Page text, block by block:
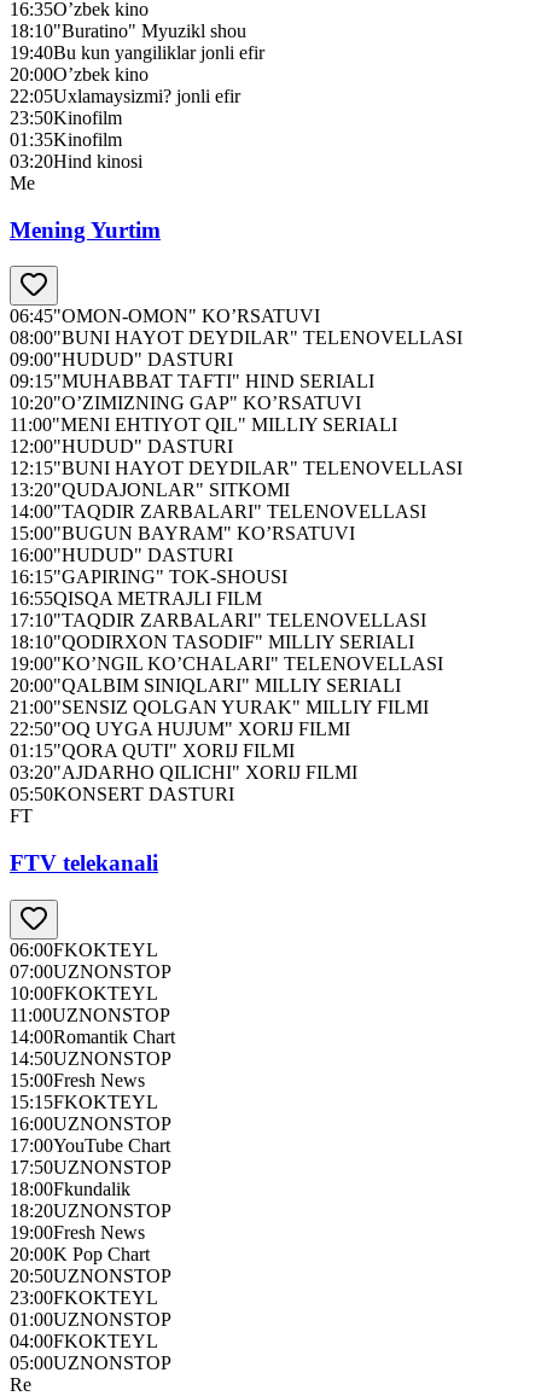
16:35O’zbek kino
18:10"Buratino" Myuzikl shou
19:40Bu kun yangiliklar jonli efir
20:00O’zbek kino
22:05Uxlamaysizmi? jonli efir
23:50Kinofilm
01:35Kinofilm
03:20Hind kinosi
Me
Mening Yurtim
06:45"OMON-OMON" KO’RSATUVI
08:00"BUNI HAYOT DEYDILAR" TELENOVELLASI
09:00"HUDUD" DASTURI
09:15"MUHABBAT TAFTI" HIND SERIALI
10:20"O’ZIMIZNING GAP" KO’RSATUVI
11:00"MENI EHTIYOT QIL" MILLIY SERIALI
12:00"HUDUD" DASTURI
12:15"BUNI HAYOT DEYDILAR" TELENOVELLASI
13:20"QUDAJONLAR" SITKOMI
14:00"TAQDIR ZARBALARI" TELENOVELLASI
15:00"BUGUN BAYRAM" KO’RSATUVI
16:00"HUDUD" DASTURI
16:15"GAPIRING" TOK-SHOUSI
16:55QISQA METRAJLI FILM
17:10"TAQDIR ZARBALARI" TELENOVELLASI
18:10"QODIRXON TASODIF" MILLIY SERIALI
19:00"KO’NGIL KO’CHALARI" TELENOVELLASI
20:00"QALBIM SINIQLARI" MILLIY SERIALI
21:00"SENSIZ QOLGAN YURAK" MILLIY FILMI
22:50"OQ UYGA HUJUM" XORIJ FILMI
01:15"QORA QUTI" XORIJ FILMI
03:20"AJDARHO QILICHI" XORIJ FILMI
05:50KONSERT DASTURI
FT
FTV telekanali
06:00FKOKTEYL
07:00UZNONSTOP
10:00FKOKTEYL
11:00UZNONSTOP
14:00Romantik Chart
14:50UZNONSTOP
15:00Fresh News
15:15FKOKTEYL
16:00UZNONSTOP
17:00YouTube Chart
17:50UZNONSTOP
18:00Fkundalik
18:20UZNONSTOP
19:00Fresh News
20:00K Pop Chart
20:50UZNONSTOP
23:00FKOKTEYL
01:00UZNONSTOP
04:00FKOKTEYL
05:00UZNONSTOP
Re